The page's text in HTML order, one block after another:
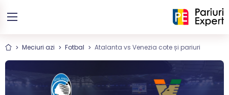
Meciuri azi Fotbal Atalanta vs Venezia cote și pariuri